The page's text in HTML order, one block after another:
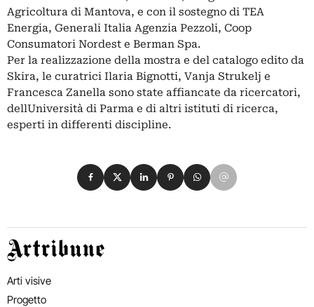
Agricoltura di Mantova, e con il sostegno di TEA
Energia, Generali Italia Agenzia Pezzoli, Coop
Consumatori Nordest e Berman Spa.
Per la realizzazione della mostra e del catalogo edito da
Skira, le curatrici Ilaria Bignotti, Vanja Strukelj e
Francesca Zanella sono state affiancate da ricercatori,
dellUniversità di Parma e di altri istituti di ricerca,
esperti in differenti discipline.
Condividi su Facebook
Condividi su X
Condividi su LinkedIn
Condividi su Pinterest
Condividi su WhatsApp
Condividi su Email
Artribune
Arti visive
Progetto